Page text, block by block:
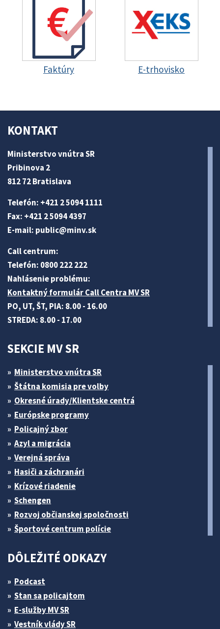
Faktúry E-trhovisko
KONTAKT
Ministerstvo vnútra SR
Pribinova 2
812 72 Bratislava
Telefón: +421 2 5094 1111
Fax: +421 2 5094 4397
E-mail: public@minv.sk
Call centrum:
Telefón: 0800 222 222
Nahlásenie problému:
Kontaktný formulár Call Centra MV SR
PO, UT, ŠT, PIA: 8.00 - 16.00
STREDA: 8.00 - 17.00
SEKCIE MV SR
Ministerstvo vnútra SR
Štátna komisia pre volby
Okresné úrady/Klientske centrá
Európske programy
Policajný zbor
Azyl a migrácia
Verejná správa
Hasiči a záchranári
Krízové riadenie
Schengen
Rozvoj občianskej spoločnosti
Športové centrum polície
DÔLEŽITÉ ODKAZY
Podcast
Stan sa policajtom
E-služby MV SR
Vestník vlády SR